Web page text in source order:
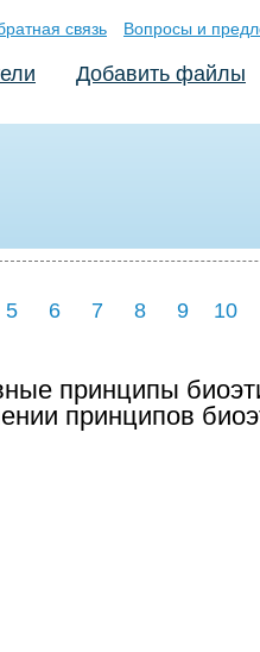
связь Вопросы и
Добавить файлы
5 6 7 8 9 10
принципы
принципов